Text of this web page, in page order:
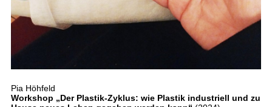
Workshop „Der Plastik-Zyklus: wie Plastik industriell und zu
Hause neues Leben gegeben werden kann“(2024)